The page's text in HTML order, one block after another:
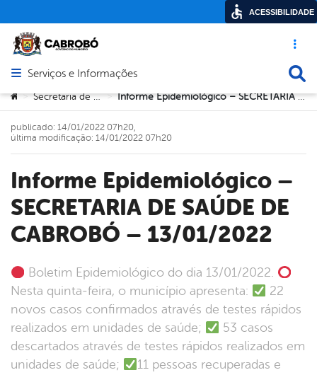
Acesso
Abrir menu principal de navegação
Serviços e Informações
Você está aqui:
> Secretaria de Saúde > Informe Epidemiológico – SECRETARIA DE SAÚDE DE CABROBÓ – 13/01/2022
Informe Epidemiológico –
SECRETARIA DE SAÚDE DE
CABROBÓ – 13/01/2022
Boletim Epidemiológico do dia 13/01/2022.
Nesta quinta-feira, o município apresenta:
22
novos casos confirmados através de testes rápidos
realizados em unidades de saúde;
53 casos
descartados através de testes rápidos realizados em
unidades de saúde;
11 pessoas recuperadas e
publicado: 14/01/2022 07h20,
última modificação: 14/01/2022 07h20
ACESSIBILIDADE